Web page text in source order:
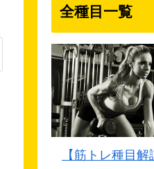
全種目一覧
【筋トレ種目